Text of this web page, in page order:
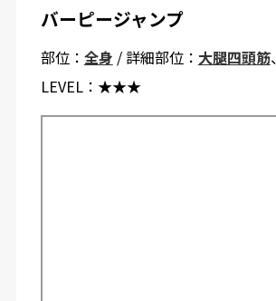
バーピージャンプ
部位： 全身 / 詳細部位： 大腿四頭筋、
LEVEL： ★★★